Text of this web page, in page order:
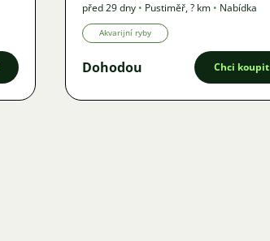
před 29 dny • Pustiměř,? km • Nabídka
Akvarijní ryby
Dohodou Chci koupit